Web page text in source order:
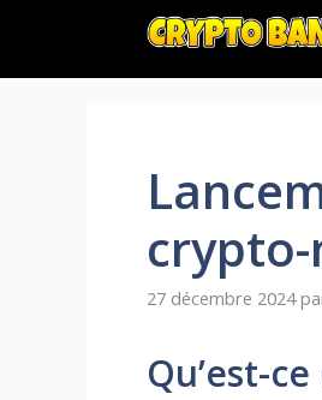
contenu
27 décembre 2024
Qu’est-